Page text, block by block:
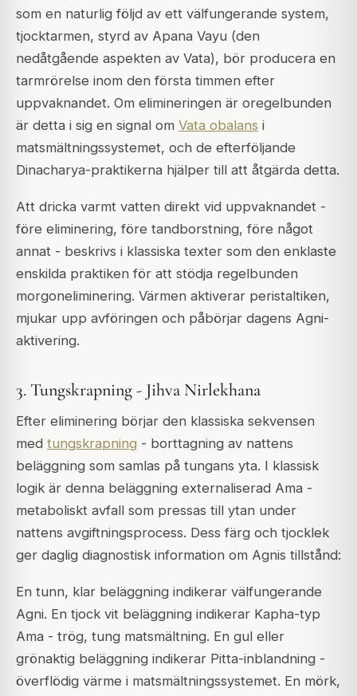
som en naturlig följd av ett välfungerande system,
tjocktarmen, styrd av Apana Vayu (den
nedåtgående aspekten av Vata), bör producera en
tarmrörelse inom den första timmen efter
uppvaknandet. Om elimineringen är oregelbunden
är detta i sig en signal om Vata obalans i
matsmältningssystemet, och de efterföljande
Dinacharya-praktikerna hjälper till att åtgärda detta.
Att dricka varmt vatten direkt vid uppvaknandet -
före eliminering, före tandborstning, före något
annat - beskrivs i klassiska texter som den enklaste
enskilda praktiken för att stödja regelbunden
morgoneliminering. Värmen aktiverar peristaltiken,
mjukar upp avföringen och påbörjar dagens Agni-
aktivering.
3. Tungskrapning - Jihva Nirlekhana
Efter eliminering börjar den klassiska sekvensen
med tungskrapning - borttagning av nattens
beläggning som samlas på tungans yta. I klassisk
logik är denna beläggning externaliserad Ama -
metaboliskt avfall som pressas till ytan under
nattens avgiftningsprocess. Dess färg och tjocklek
ger daglig diagnostisk information om Agnis tillstånd:
En tunn, klar beläggning indikerar välfungerande
Agni. En tjock vit beläggning indikerar Kapha-typ
Ama - trög, tung matsmältning. En gul eller
grönaktig beläggning indikerar Pitta-inblandning -
överflödig värme i matsmältningssystemet. En mörk,